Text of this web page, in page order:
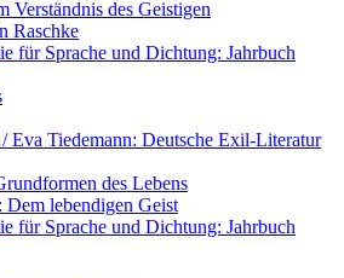
Verständnis des Geistigen
Raschke
für Sprache und Dichtung: Jahrbuch
Eva Tiedemann: Deutsche Exil-Literatur
des Lebens
lebendigen Geist
für Sprache und Dichtung: Jahrbuch